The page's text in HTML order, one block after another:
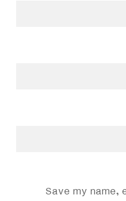
Save my name,